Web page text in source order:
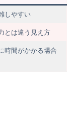
しやすい
とは違う見え方
時間がかかる場合